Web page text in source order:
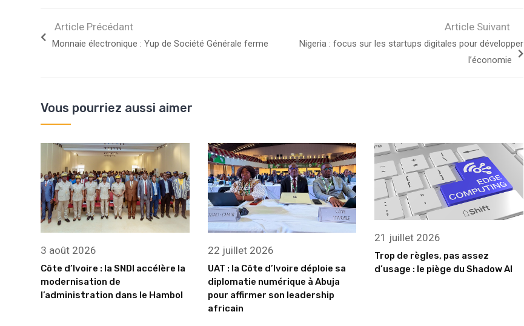
Article Précédant
Monnaie électronique : Yup de Société Générale ferme
Article Suivant
Nigeria : focus sur les startups digitales pour développer
l’économie
Vous pourriez aussi aimer
3 août 2026
Côte d’Ivoire : la SNDI accélère la
modernisation de
l’administration dans le Hambol
22 juillet 2026
UAT : la Côte d’Ivoire déploie sa
diplomatie numérique à Abuja
pour affirmer son leadership
africain
21 juillet 2026
Trop de règles, pas assez
d’usage : le piège du Shadow AI